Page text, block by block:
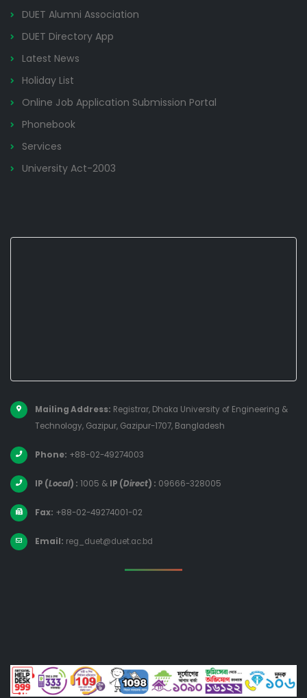
DUET Alumni Association
DUET Directory App
Latest News
Holiday List
Online Job Application Submission Portal
Phonebook
Services
University Act-2003
Mailing Address: Registrar, Dhaka University of Engineering &
Technology, Gazipur, Gazipur-1707, Bangladesh
Phone: +88-02-49274003
IP (Local) : 1005 & IP (Direct) : 09666-328005
Fax: +88-02-49274001-02
Email: reg_duet@duet.ac.bd